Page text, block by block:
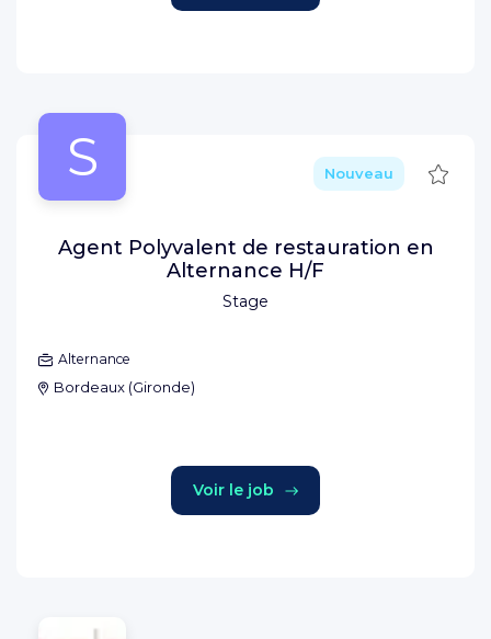
S
Stage
Nouveau
Agent Polyvalent de restauration en
Alternance H/F
Alternance
Bordeaux (Gironde)
Voir le job